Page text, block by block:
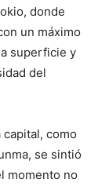
donde
un máximo
superficie y
del
capital, como
se sintió
momento no